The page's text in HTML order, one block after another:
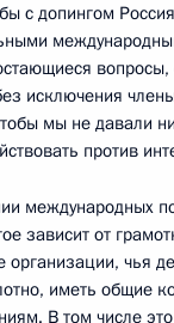
с допингом
исключения
мы не давали
против
международных
зависит от
организации, чья
иметь общие
В том числе